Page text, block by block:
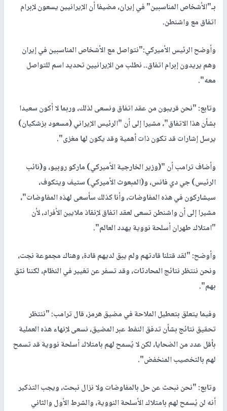
بـ"الأشخاص المناسبين" في إيران، مضيفا أن الإيرانيين يسعون لإبرام
اتفاق مع واشنطن.
وأوضح الرئيس الأميركي:"نتواصل مع الأشخاص المناسبين في إيران
وهم يريدون إبرام اتفاق.. نطلب من الإيرانيين تحديد اسم للتواصل
معه".
وتابع: "نحن قريبون من عقد اتفاق ونسعى لذلك، وربما لا أكون سعيدا
بشأن هذا الاتفاق"، مشيرا إلى أن "الرئيس الإيراني (مسعود بزشكيان)
يرسل إشارات قد تكون ذات أهمية وقد يكون لها مغزى".
وأضاف ترامب أن "(وزير الخارجية الأميركي) ماركو روبيو، و(نائب
الرئيس) جي دي فانس، و(المبعوث الأميركي) ستيف ويتكوف،
سيشاركون في هذه المفاوضات، وأنا كذلك سأسعى لهذه المفاوضات"،
مشيرا إلى أن واشنطن تسعى لعقد اتفاق لإنقاذ ملايين الأفراد، لأن
"امتلاك طهران أسلحة نووية يهدد العالم".
وأوضح: "لقد قتلنا قادتهم ولم يبق لديهم قادة، وهناك مجموعة نجت،
ونحن ننتظر نتائج المحادثات، وقد تسفر عن تغيير في النظام، لكننا نثق
بهم".
وفيما يتعلق بتعطيل الملاحة في مضيق هرمز، قال ترامب: "ننتظر
تحقيق نتائج بشأن تدفق النفط عبر المضيق، نسعى لإنهاء هذه العملية
بأقل عدد من الضحايا، لكن لا يُسمح لهم بامتلاك أسلحة نووية قد تسمح
لهم بالتخصيب المنخفض".
وتابع: "نحن نبحث عن حل بالمفاوضات ولا نزال نبحث، ويجب التذكير
أنه لن يُسمح لهم بامتلاك الأسلحة النووية، والشرط الأول والثاني